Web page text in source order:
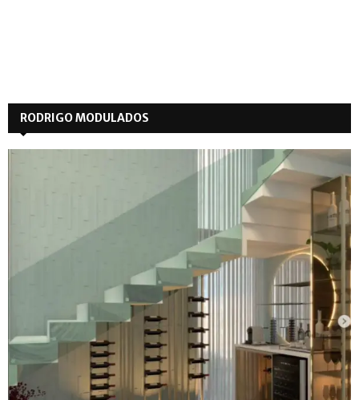
RODRIGO MODULADOS